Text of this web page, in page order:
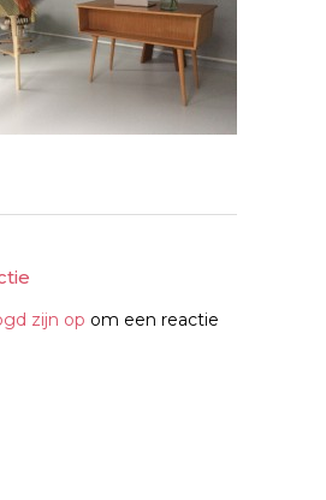
zijn op om een reactie